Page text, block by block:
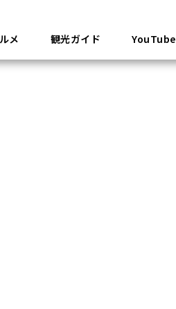
メ 観光ガイド YouTube